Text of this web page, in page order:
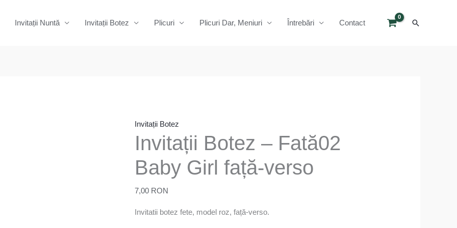
Invitații Nuntă Invitații Botez Plicuri Plicuri Dar, Meniuri Întrebări Contact Search
Invitații Botez
Invitații Botez – Fată02
Baby Girl față-verso
7,00 RON
Invitatii botez fete, model roz, față-verso.
-
Fată02
Baby
Girl
verso